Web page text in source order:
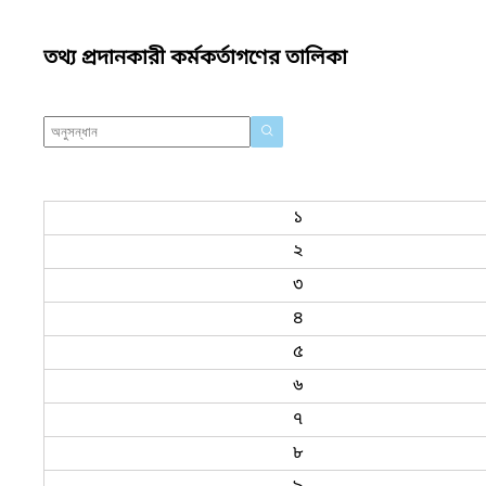
তথ্য প্রদানকারী কর্মকর্তাগণের তালিকা
১
২
৩
৪
৫
৬
৭
৮